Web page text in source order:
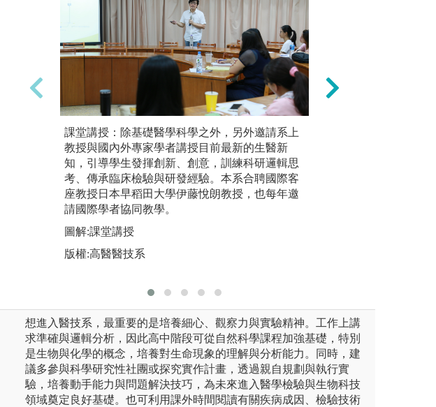
實驗操作與實務學習: 藉由實驗操作，培養學生基
礎與進階生物、化學、微生物、分子生物等技術
之技能；並透過實物學習，培育學生發現與解決
問題能力，將理論與實務結合。
圖解:普通生物學實驗
課堂講授：除基礎醫學科學之外，另外邀請系上
教授與國內外專家學者講授目前最新的生醫新
知，引導學生發揮創新、創意，訓練科研邏輯思
考、傳承臨床檢驗與研發經驗。本系合聘國際客
座教授日本早稻田大學伊藤悅朗教授，也每年邀
請國際學者協同教學。
圖解:課堂講授
版權:高醫醫技系
想進入醫技系，最重要的是培養細心、觀察力與實驗精神。工作上講
求準確與邏輯分析，因此高中階段可從自然科學課程加強基礎，特別
是生物與化學的概念，培養對生命現象的理解與分析能力。同時，建
議多參與科學研究性社團或探究實作計畫，透過親自規劃與執行實
驗，培養動手能力與問題解決技巧，為未來進入醫學檢驗與生物科技
領域奠定良好基礎。也可利用課外時間閱讀有關疾病成因、檢驗技術